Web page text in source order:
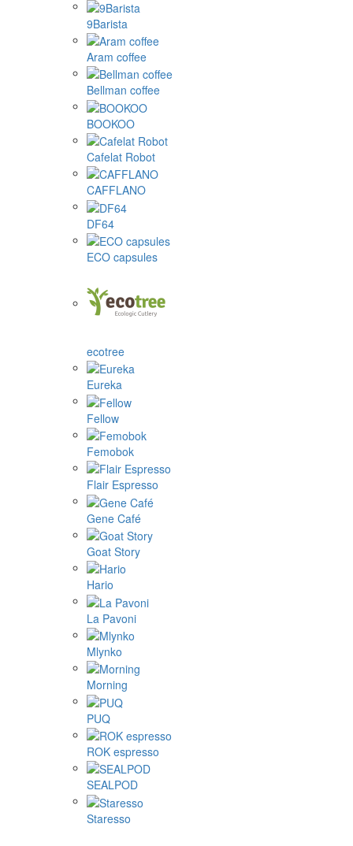
9Barista
Aram coffee
Bellman coffee
BOOKOO
Cafelat Robot
CAFFLANO
DF64
ECO capsules
ecotree
Eureka
Fellow
Femobok
Flair Espresso
Gene Café
Goat Story
Hario
La Pavoni
Mlynko
Morning
PUQ
ROK espresso
SEALPOD
Staresso